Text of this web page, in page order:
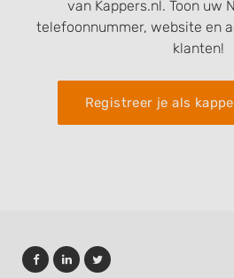
van Kappers.nl. Toon uw
telefoonnummer, website en
klanten!
Registreer je als